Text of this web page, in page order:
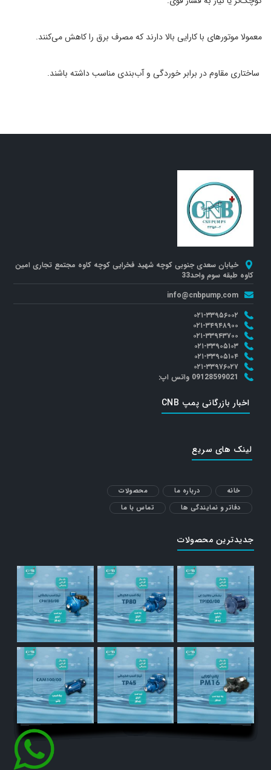
معمولا موتورهای با کارایی بالا دارند که مصرف برق را کاهش می‌کنند.
ساختاری مقاوم در برابر خوردگی و آب‌بندی مناسب داشته باشند.
خیابان سعدی جنوبی کوچه شهید فخرایی کوچه کاوه مجتمع تجاری امین
کاوه طبقه سوم واحد33
info@cnbpump.com
۰۲۱-۳۳۹۵۶۰۰۲
۰۲۱-۳۴۹۴۸۹۰۰
۰۲۱-۳۳۹۴۳۷۰۰
۰۲۱-۳۳۹۰۵۱۰۳
۰۲۱-۳۳۹۰۵۱۰۴
۰۲۱-۳۳۹۷۶۰۲۷
09128599021 واتس اپ:
اخبار بازرگانی پمپ CNB
لینک های سریع
خانه درباره ما
محصولات
دفاتر و نمایندگی ها
تماس با ما
جدیدترین محصولات